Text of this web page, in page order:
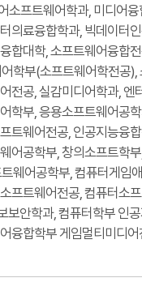
소프트웨어학과, 미디어
의료융합학과, 빅데이터
합대학, 소프트웨어융합
학부(소프트웨어학전공
전공, 실감미디어학과,
학부, 응용소프트웨어공
트웨어전공, 인공지능융
어공학부, 창의소프트학
웨어공학부, 컴퓨터게임
프트웨어전공, 컴퓨터소
보안학과, 컴퓨터학부 인
융합학부 게임멀티미디